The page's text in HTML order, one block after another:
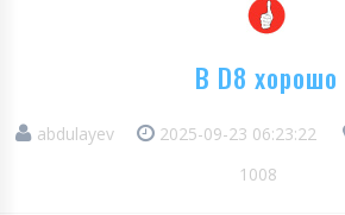
В D8 хорошо
abdulayev 2025-09-23 06:23:22
1008